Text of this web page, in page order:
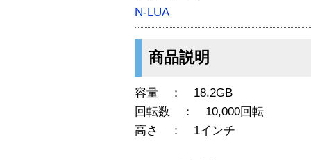
N-LUA
商品説明
容量 ： 18.2GB
回転数 ： 10,000回転
高さ ： 1インチ